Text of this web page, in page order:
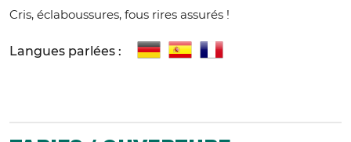
Cris, éclaboussures, fous rires assurés !
Langues parlées :